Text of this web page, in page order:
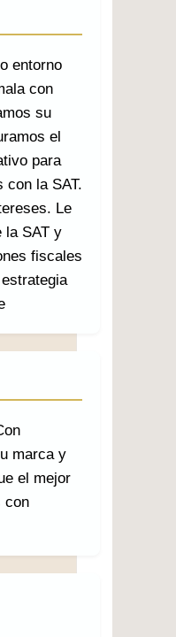
entorno
con
su
el
para
con la SAT.
Le
la SAT y
fiscales
marca y
el mejor
con